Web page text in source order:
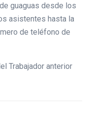
guaguas desde los
asistentes hasta la
de teléfono de
Trabajador anterior